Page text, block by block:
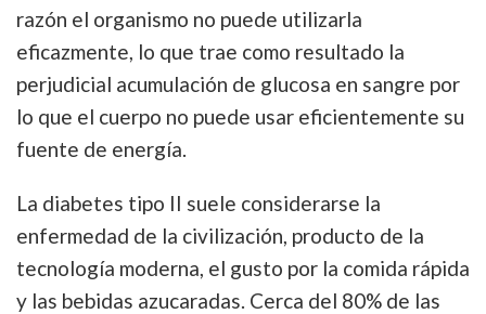
razón el organismo no puede utilizarla
eficazmente, lo que trae como resultado la
perjudicial acumulación de glucosa en sangre por
lo que el cuerpo no puede usar eficientemente su
fuente de energía.
La diabetes tipo II suele considerarse la
enfermedad de la civilización, producto de la
tecnología moderna, el gusto por la comida rápida
y las bebidas azucaradas. Cerca del 80% de las